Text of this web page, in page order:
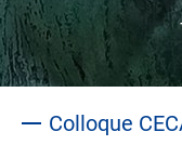
Sous-
titre
Colloque